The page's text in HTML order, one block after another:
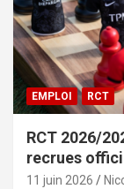
EMPLOI RCT
RCT 2026/
recrues
11 juin 2026